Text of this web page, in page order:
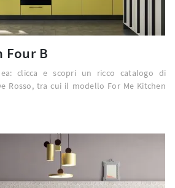
Four B
clicca e scopri un ricco catalogo di
Rosso, tra cui il modello For Me Kitchen